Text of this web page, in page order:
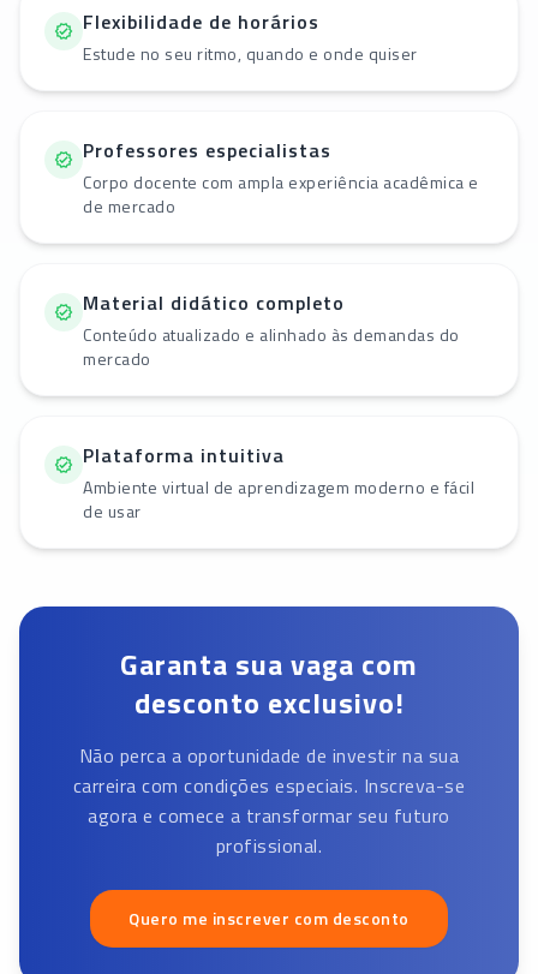
Flexibilidade de horários
Estude no seu ritmo, quando e onde quiser
Professores especialistas
Corpo docente com ampla experiência acadêmica e
de mercado
Material didático completo
Conteúdo atualizado e alinhado às demandas do
mercado
Plataforma intuitiva
Ambiente virtual de aprendizagem moderno e fácil
de usar
Garanta sua vaga com
desconto exclusivo!
Não perca a oportunidade de investir na sua
carreira com condições especiais. Inscreva-se
agora e comece a transformar seu futuro
profissional.
Quero me inscrever com desconto